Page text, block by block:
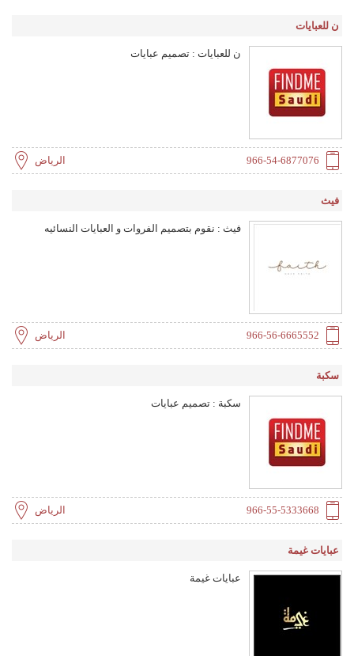
ن للعبايات
ن للعبايات : تصميم عبايات
966-54-6877076 الرياض
فيث
فيث : نقوم بتصميم الفروات و العبايات النسائيه
966-56-6665552 الرياض
سكبة
سكبة : تصميم عبايات
966-55-5333668 الرياض
عبايات غيمة
عبايات غيمة